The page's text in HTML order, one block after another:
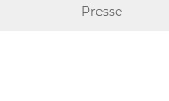
Presse